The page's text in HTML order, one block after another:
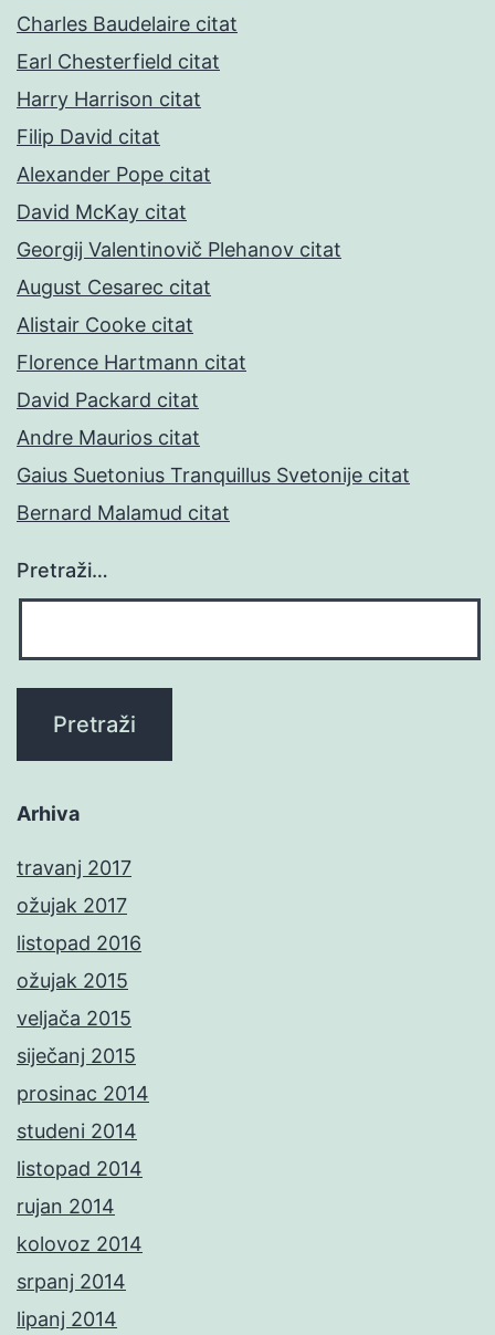
Charles Baudelaire citat
Earl Chesterfield citat
Harry Harrison citat
Filip David citat
Alexander Pope citat
David McKay citat
Georgij Valentinovič Plehanov citat
August Cesarec citat
Alistair Cooke citat
Florence Hartmann citat
David Packard citat
Andre Maurios citat
Gaius Suetonius Tranquillus Svetonije citat
Bernard Malamud citat
Pretraži…
Arhiva
travanj 2017
ožujak 2017
listopad 2016
ožujak 2015
veljača 2015
siječanj 2015
prosinac 2014
studeni 2014
listopad 2014
rujan 2014
kolovoz 2014
srpanj 2014
lipanj 2014